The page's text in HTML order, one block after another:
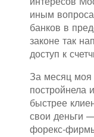
иным
банков в
законе так
доступ к
За месяц моя
постройнела
быстрее
свои деньги
форекс-